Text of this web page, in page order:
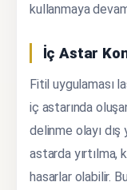
kullanmaya
İç Astar
Fitil uygulaması
iç astarında
delinme olayı
astarda yırtılma,
hasarlar olabilir.